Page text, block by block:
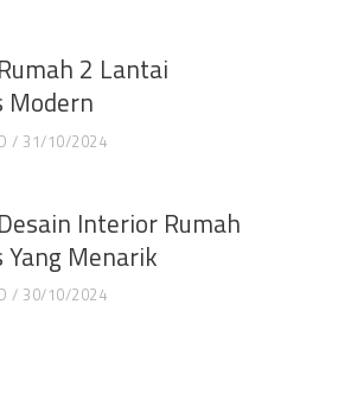
2 Lantai
Modern
31/10/2024
Interior Rumah
Menarik
30/10/2024